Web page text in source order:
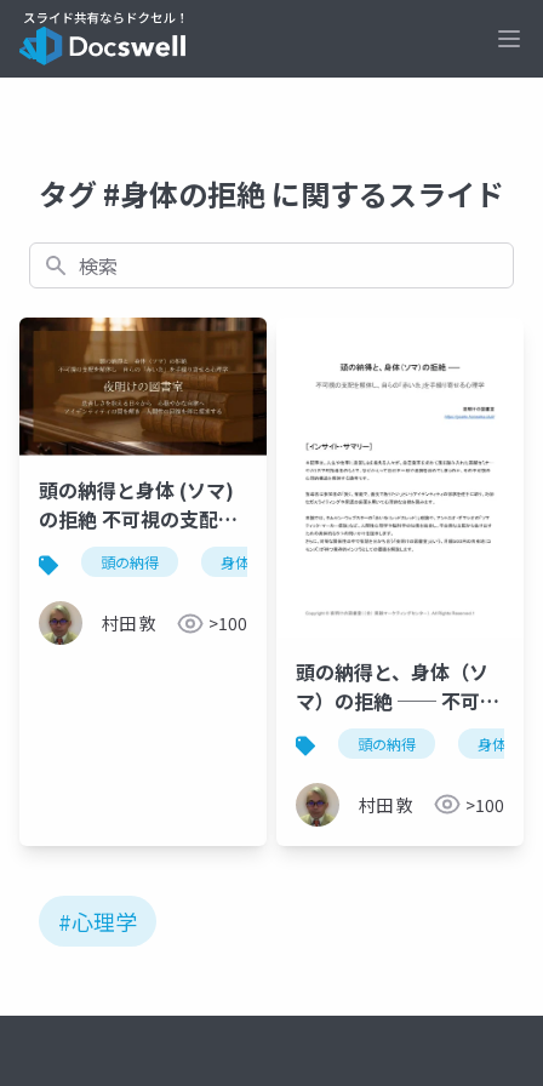
タグ #身体の拒絶 に関するスライド
検索
頭の納得と身体 (ソマ)
の拒絶 不可視の支配を
解体し自らの「赤い
糸」を手繰り寄せる心
理学
頭の納得 身体の拒絶
村田 敦 >100
頭の納得と、身体（ソ
マ）の拒絶 ── 不可視
の支配を解体し、自ら
の「赤い糸」を手繰り
寄せる心理学
頭の納得 身体の拒
村田 敦 >100
#心理学